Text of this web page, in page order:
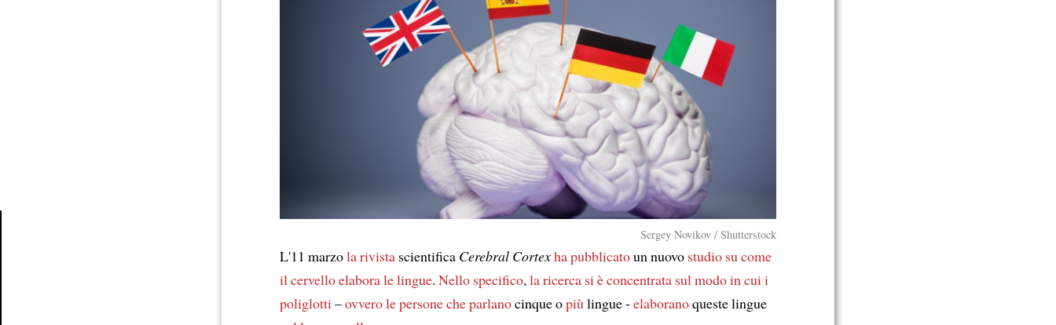
Sergey Novikov / Shutterstock
L'11 marzola rivista scientifica Cerebral Cortexha pubblicatoun nuovo studio su come
il cervelloelabora le lingue. Nello specifico, la ricerca si è concentrata sul modo in cui i
poliglotti –ovverole persone che parlanocinque opiù lingue - elaboranoqueste lingue